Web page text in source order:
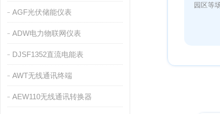
AGF光伏储能仪表
ADW电力物联网仪表
DJSF1352直流电能表
AWT无线通讯终端
AEW110无线通讯转换器
园区等